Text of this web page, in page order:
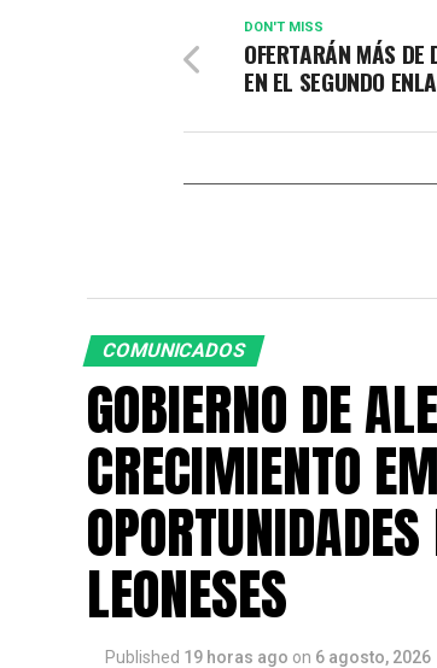
DON'T MISS
OFERTARÁN MÁS DE
EN EL SEGUNDO
COMUNICADOS
GOBIERNO DE
CRECIMIENTO
LEONESES
Published 19 horas ago on 6 agosto, 2026